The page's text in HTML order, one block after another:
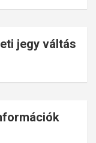
jegy váltás